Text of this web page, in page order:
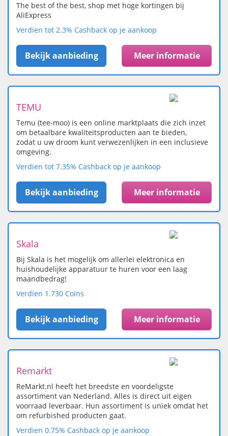
The best of the best, shop met hoge kortingen bij
AliExpress
Verdien tot 2.3% Cashback op je aankoop
Bekijk aanbieding Meer informatie
TEMU
Temu (tee-moo) is een online marktplaats die zich inzet
om betaalbare kwaliteitsproducten aan te bieden,
zodat u uw droom kunt verwezenlijken in een inclusieve
omgeving.
Verdien tot 7.35% Cashback op je aankoop
Bekijk aanbieding Meer informatie
Skala
Bij Skala is het mogelijk om allerlei elektronica en
huishoudelijke apparatuur te huren voor een laag
maandbedrag!
Verdien 1.730 Coins
Bekijk aanbieding Meer informatie
Remarkt
ReMarkt.nl heeft het breedste en voordeligste
assortiment van Nederland. Alles is direct uit eigen
voorraad leverbaar. Hun assortiment is uniek omdat het
om refurbished producten gaat.
Verdien 0.75% Cashback op je aankoop